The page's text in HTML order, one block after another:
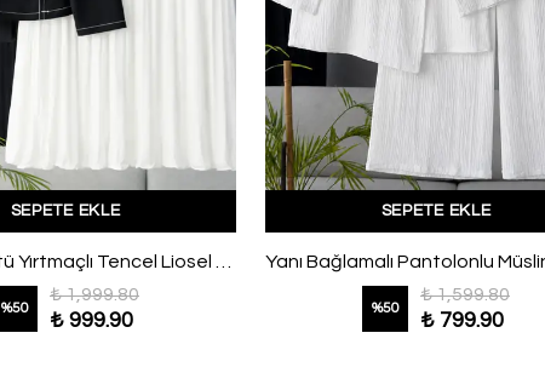
SEPETE EKLE
İki Renkli Üstü Yırtmaçlı Tencel Liosel Etekli Takım Siyah Beyaz
%50
₺ 1,999.80
₺ 999.90
SEPETE EKLE
%50
₺ 1,599.80
₺ 799.90